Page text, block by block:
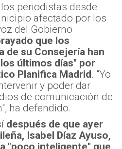
periodistas desde
afectado por los
del Gobierno
que los
de su Consejería han
últimos días" por
Planifica Madrid. "Yo
y poder dar
de comunicación de
ha defendido.
después de que ayer
Isabel Díaz Ayuso,
"poco inteligente" que